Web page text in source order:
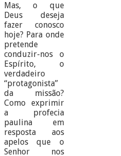
Mas, o que
Deus deseja
fazer conosco
hoje? Para onde
pretende
conduzir-nos o
Espírito, o
verdadeiro
“protagonista”
da missão?
Como exprimir
a profecia
paulina em
resposta aos
apelos que o
Senhor nos